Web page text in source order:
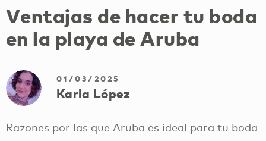
Ventajas de hacer tu boda
en la playa de Aruba
01/03/2025
Karla López
Razones por las que Aruba es ideal para tu boda